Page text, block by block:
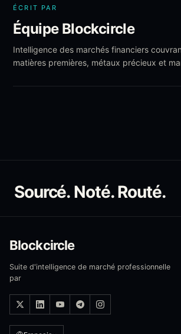
ÉCRIT PAR
Équipe Blockcircle
Intelligence des marchés financiers
matières premières, métaux précieux et
Sourcé. Noté. Routé.
Blockcircle
Suite d'intelligence de marché professionnelle
par